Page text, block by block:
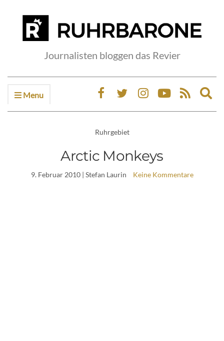
Journalisten bloggen das Revier
Menu
Ruhrgebiet
Arctic Monkeys
9. Februar 2010| Stefan Laurin Keine Kommentare